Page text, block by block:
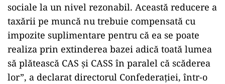
sociale la un nivel rezonabil. Această reducere a
taxării pe muncă nu trebuie compensată cu
impozite suplimentare pentru că ea se poate
realiza prin extinderea bazei adică toată lumea
să plătească CAS și CASS în paralel că scăderea
lor”, a declarat directorul Confederației, într-o